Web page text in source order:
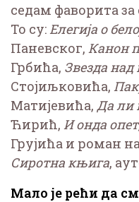
седам фаворита
То су: Елегија о
Паневског, Канон
Грбића, Звезда
Стојиљковића,
Матијевића, Да ли
Ћирић, И онда
Грујића и роман
Сиротна књига,
Мало је рећи да